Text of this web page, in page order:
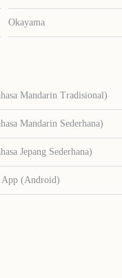
Okayama
Mandarin Tradisional)
Mandarin Sederhana)
Jepang Sederhana)
App (Android)